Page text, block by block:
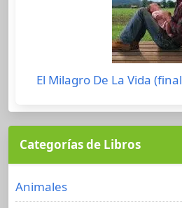
El Milagro De La Vida
Categorías de Libros
Animales